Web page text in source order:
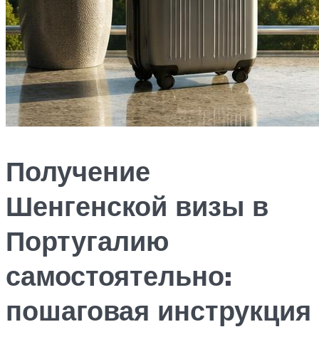
Получение
Шенгенской визы в
Португалию
самостоятельно:
пошаговая инструкция